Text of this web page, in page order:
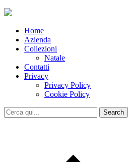
Home
Azienda
Collezioni
Natale
Contatti
Privacy
Privacy Policy
Cookie Policy